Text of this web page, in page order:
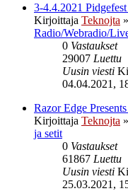
3-4.4.2021
Kirjoittaja Teknojta »
Radio/Webradio/
0 Vastaukset
29007 Luettu
Uusin viesti
04.04.2021,
Razor Edge
Kirjoittaja Teknojta »
ja setit
0 Vastaukset
61867 Luettu
Uusin viesti
25.03.2021,